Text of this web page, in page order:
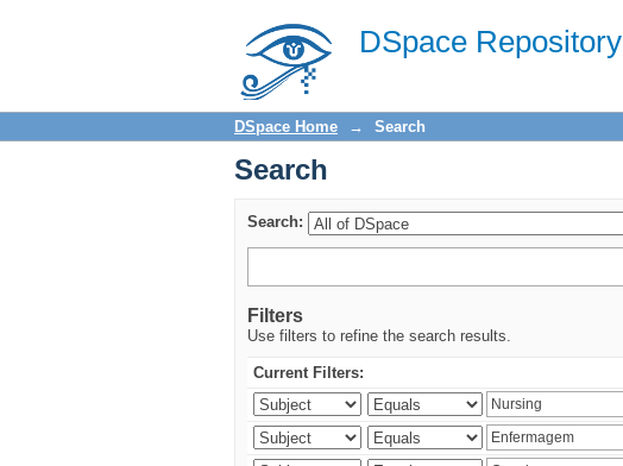
DSpace Repository
Search
DSpace Home → Search
Search
Search:
Filters
Use filters to refine the search results.
Current Filters: